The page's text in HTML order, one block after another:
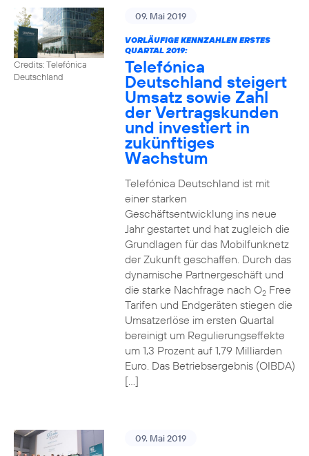
Credits: Telefónica
Deutschland
09. Mai 2019
VORLÄUFIGE KENNZAHLEN ERSTES
QUARTAL 2019:
Telefónica
Deutschland steigert
Umsatz sowie Zahl
der Vertragskunden
und investiert in
zukünftiges
Wachstum
Telefónica Deutschland ist mit
einer starken
Geschäftsentwicklung ins neue
Jahr gestartet und hat zugleich die
Grundlagen für das Mobilfunknetz
der Zukunft geschaffen. Durch das
dynamische Partnergeschäft und
die starke Nachfrage nach O2Free
Tarifen und Endgeräten stiegen die
Umsatzerlöse im ersten Quartal
bereinigt um Regulierungseffekte
um 1,3 Prozent auf 1,79 Milliarden
Euro. Das Betriebsergebnis (OIBDA)
[…]
09. Mai 2019